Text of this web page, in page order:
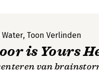
Water,Toon Verlinden
is Yours
van